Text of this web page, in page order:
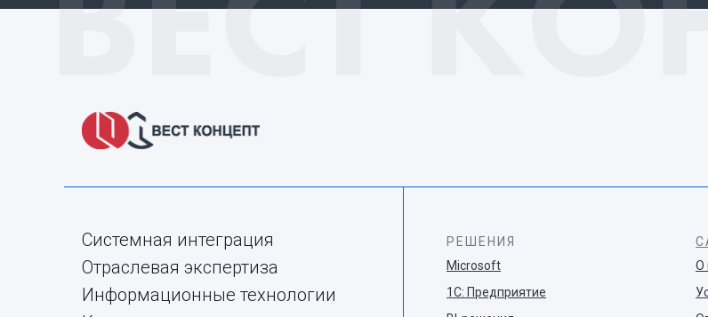
Системная интеграция
Отраслевая экспертиза
Информационные технологии
РЕШЕНИЯ
Microsoft
1С: Предприятие
О